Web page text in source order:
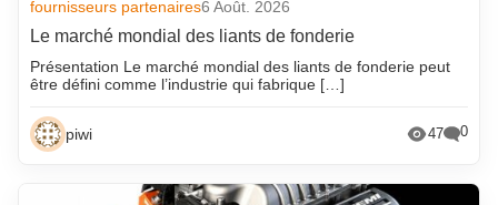
fournisseurs partenaires6 Août. 2026
Le marché mondial des liants de fonderie
Présentation Le marché mondial des liants de fonderie peut
être défini comme l’industrie qui fabrique […]
piwi 47 0